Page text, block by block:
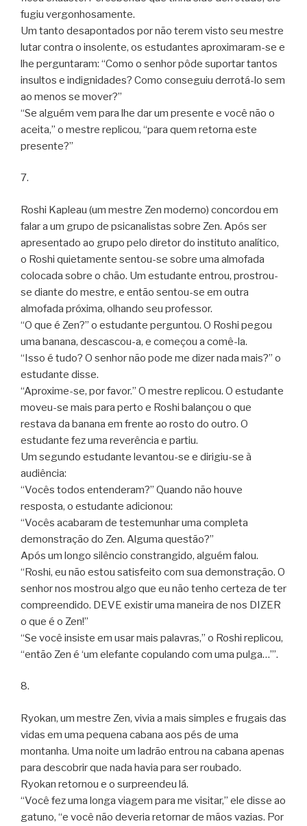
fugiu vergonhosamente.
Um tanto desapontados por não terem visto seu mestre
lutar contra o insolente, os estudantes aproximaram-se e
lhe perguntaram: “Como o senhor pôde suportar tantos
insultos e indignidades? Como conseguiu derrotá-lo sem
ao menos se mover?”
“Se alguém vem para lhe dar um presente e você não o
aceita,” o mestre replicou, “para quem retorna este
presente?”
7.
Roshi Kapleau (um mestre Zen moderno) concordou em
falar a um grupo de psicanalistas sobre Zen. Após ser
apresentado ao grupo pelo diretor do instituto analítico,
o Roshi quietamente sentou-se sobre uma almofada
colocada sobre o chão. Um estudante entrou, prostrou-
se diante do mestre, e então sentou-se em outra
almofada próxima, olhando seu professor.
“O que é Zen?” o estudante perguntou. O Roshi pegou
uma banana, descascou-a, e começou a comê-la.
“Isso é tudo? O senhor não pode me dizer nada mais?” o
estudante disse.
“Aproxime-se, por favor.” O mestre replicou. O estudante
moveu-se mais para perto e Roshi balançou o que
restava da banana em frente ao rosto do outro. O
estudante fez uma reverência e partiu.
Um segundo estudante levantou-se e dirigiu-se à
audiência:
“Vocês todos entenderam?” Quando não houve
resposta, o estudante adicionou:
“Vocês acabaram de testemunhar uma completa
demonstração do Zen. Alguma questão?”
Após um longo silêncio constrangido, alguém falou.
“Roshi, eu não estou satisfeito com sua demonstração. O
senhor nos mostrou algo que eu não tenho certeza de ter
compreendido. DEVE existir uma maneira de nos DIZER
o que é o Zen!”
“Se você insiste em usar mais palavras,” o Roshi replicou,
“então Zen é ‘um elefante copulando com uma pulga…’”.
8.
Ryokan, um mestre Zen, vivia a mais simples e frugais das
vidas em uma pequena cabana aos pés de uma
montanha. Uma noite um ladrão entrou na cabana apenas
para descobrir que nada havia para ser roubado.
Ryokan retornou e o surpreendeu lá.
“Você fez uma longa viagem para me visitar,” ele disse ao
gatuno, “e você não deveria retornar de mãos vazias. Por